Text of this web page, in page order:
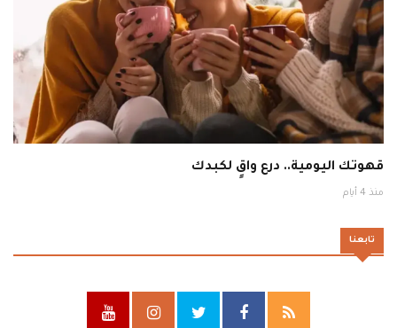
قهوتك اليومية.. درع واقٍ لكبدك
منذ 4 أيام
تابعنا